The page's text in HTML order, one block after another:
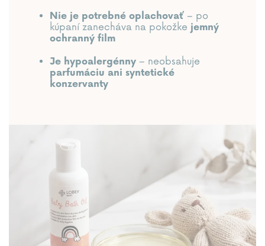
Nie je potrebné oplachovať – po
kúpaní zanecháva na pokožke jemný
ochranný film
Je hypoalergénny – neobsahuje
parfumáciu ani syntetické
konzervanty